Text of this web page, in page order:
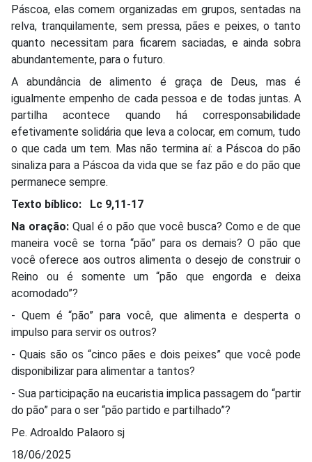
Páscoa, elas comem organizadas em grupos, sentadas na
relva, tranquilamente, sem pressa, pães e peixes, o tanto
quanto necessitam para ficarem saciadas, e ainda sobra
abundantemente, para o futuro.
A abundância de alimento é graça de Deus, mas é
igualmente empenho de cada pessoa e de todas juntas. A
partilha acontece quando há corresponsabilidade
efetivamente solidária que leva a colocar, em comum, tudo
o que cada um tem. Mas não termina aí: a Páscoa do pão
sinaliza para a Páscoa da vida que se faz pão e do pão que
permanece sempre.
Texto bíblico:
Lc 9,11-17
Na oração:Qual é o pão que você busca? Como e de que
maneira você se torna “pão” para os demais? O pão que
você oferece aos outros alimenta o desejo de construir o
Reino ou é somente um “pão que engorda e deixa
acomodado”?
- Quem é “pão” para você, que alimenta e desperta o
impulso para servir os outros?
- Quais são os “cinco pães e dois peixes” que você pode
disponibilizar para alimentar a tantos?
- Sua participação na eucaristia implica passagem do “partir
do pão” para o ser “pão partido e partilhado”?
Pe. Adroaldo Palaoro sj
18/06/2025